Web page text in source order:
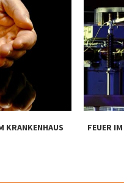
KRANKENHAUS
FEUER